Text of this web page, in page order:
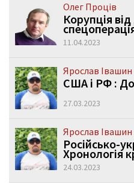
Олег Проців
Корупція
11.04.2023
Ярослав Івашин
США і РФ :
27.03.2023
Ярослав Івашин
Російсько-
Хронологія
24.03.2023